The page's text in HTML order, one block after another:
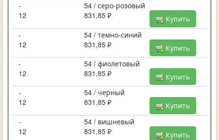
-
54 / серо-розовый
12
831,85 ₽
Купить
-
54 / темно-синий
12
831,85 ₽
Купить
-
54 / фиолетовый
12
831,85 ₽
Купить
-
54 / черный
12
831,85 ₽
Купить
-
54 / вишневый
12
831,85 ₽
Купить